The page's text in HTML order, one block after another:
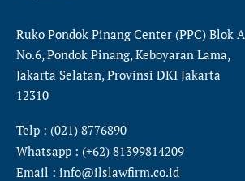
Ruko Pondok Pinang Center (PPC) Blok A
No.6, Pondok Pinang, Keboyaran Lama,
Jakarta Selatan, Provinsi DKI Jakarta
12310
Telp : (021) 8776890
Whatsapp : (+62) 81399814209
Email : info@ilslawfirm.co.id